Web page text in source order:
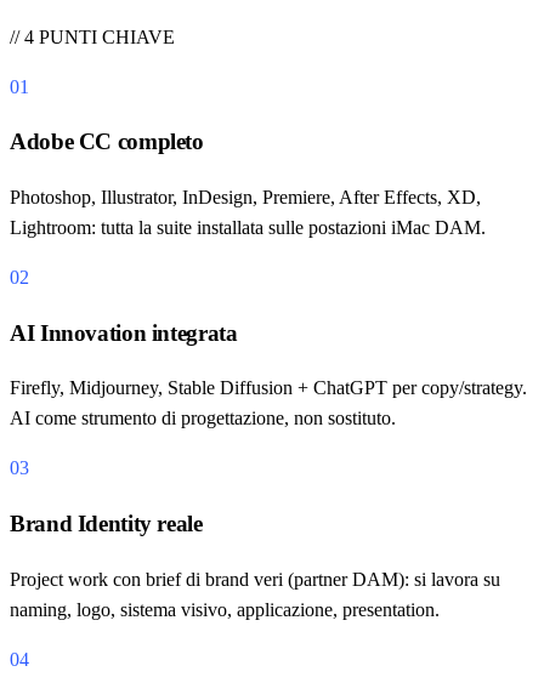
// 4 PUNTI CHIAVE
01
Adobe CC completo
Photoshop, Illustrator, InDesign, Premiere, After Effects, XD,
Lightroom: tutta la suite installata sulle postazioni iMac DAM.
02
AI Innovation integrata
Firefly, Midjourney, Stable Diffusion + ChatGPT per copy/strategy.
AI come strumento di progettazione, non sostituto.
03
Brand Identity reale
Project work con brief di brand veri (partner DAM): si lavora su
naming, logo, sistema visivo, applicazione, presentation.
04